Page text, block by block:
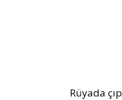
Rüyada